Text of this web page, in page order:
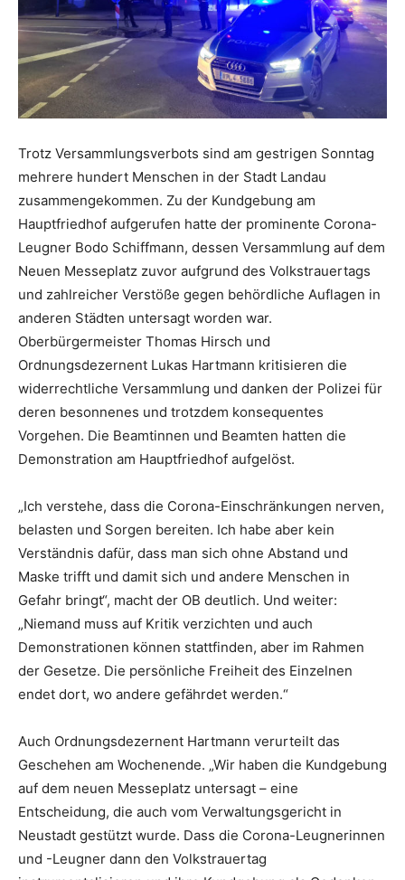
Trotz Versammlungsverbots sind am gestrigen Sonntag
mehrere hundert Menschen in der Stadt Landau
zusammengekommen. Zu der Kundgebung am
Hauptfriedhof aufgerufen hatte der prominente Corona-
Leugner Bodo Schiffmann, dessen Versammlung auf dem
Neuen Messeplatz zuvor aufgrund des Volkstrauertags
und zahlreicher Verstöße gegen behördliche Auflagen in
anderen Städten untersagt worden war.
Oberbürgermeister Thomas Hirsch und
Ordnungsdezernent Lukas Hartmann kritisieren die
widerrechtliche Versammlung und danken der Polizei für
deren besonnenes und trotzdem konsequentes
Vorgehen. Die Beamtinnen und Beamten hatten die
Demonstration am Hauptfriedhof aufgelöst.
„Ich verstehe, dass die Corona-Einschränkungen nerven,
belasten und Sorgen bereiten. Ich habe aber kein
Verständnis dafür, dass man sich ohne Abstand und
Maske trifft und damit sich und andere Menschen in
Gefahr bringt“, macht der OB deutlich. Und weiter:
„Niemand muss auf Kritik verzichten und auch
Demonstrationen können stattfinden, aber im Rahmen
der Gesetze. Die persönliche Freiheit des Einzelnen
endet dort, wo andere gefährdet werden.“
Auch Ordnungsdezernent Hartmann verurteilt das
Geschehen am Wochenende. „Wir haben die Kundgebung
auf dem neuen Messeplatz untersagt – eine
Entscheidung, die auch vom Verwaltungsgericht in
Neustadt gestützt wurde. Dass die Corona-Leugnerinnen
und -Leugner dann den Volkstrauertag